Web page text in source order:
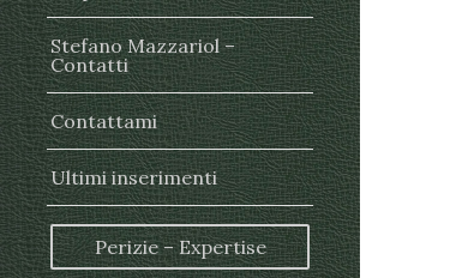
Stefano Mazzariol –
Contatti
Contattami
Ultimi inserimenti
Perizie – Expertise